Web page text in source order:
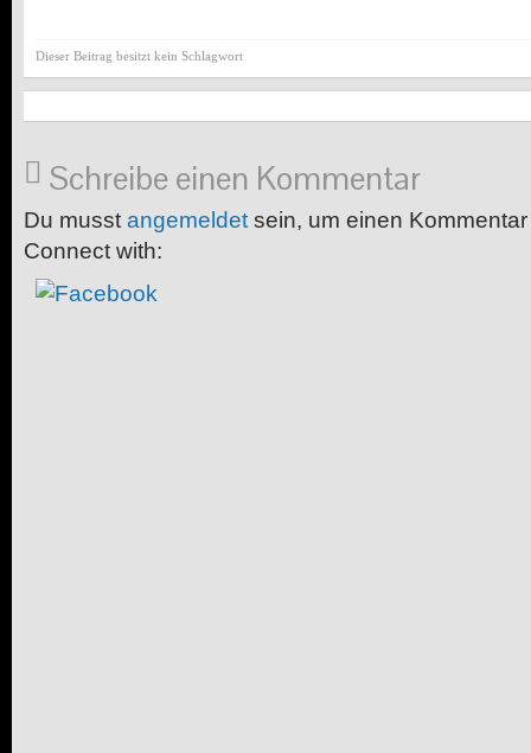
Dieser Beitrag besitzt kein Schlagwort
Schreibe einen Kommentar
Du musst angemeldet sein, um einen
Connect with: